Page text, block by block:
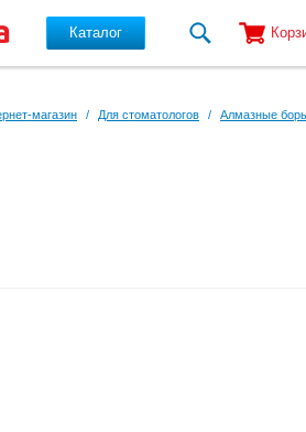
Каталог
магазин / Для стоматологов / Алмазные